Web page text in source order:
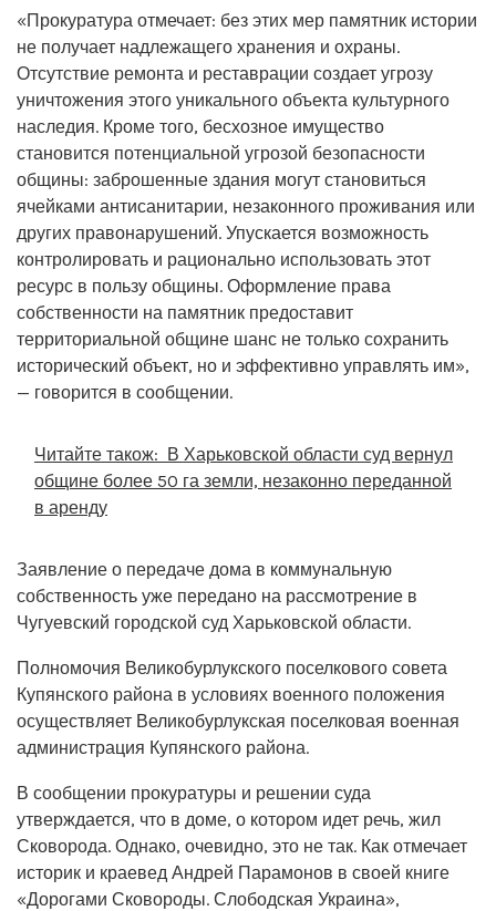
«Прокуратура отмечает: без этих мер памятник истории
не получает надлежащего хранения и охраны.
Отсутствие ремонта и реставрации создает угрозу
уничтожения этого уникального объекта культурного
наследия. Кроме того, бесхозное имущество
становится потенциальной угрозой безопасности
общины: заброшенные здания могут становиться
ячейками антисанитарии, незаконного проживания или
других правонарушений. Упускается возможность
контролировать и рационально использовать этот
ресурс в пользу общины. Оформление права
собственности на памятник предоставит
территориальной общине шанс не только сохранить
исторический объект, но и эффективно управлять им»,
— говорится в сообщении.
Читайте також: В Харьковской области суд вернул
общине более 50 га земли, незаконно переданной
в аренду
Заявление о передаче дома в коммунальную
собственность уже передано на рассмотрение в
Чугуевский городской суд Харьковской области.
Полномочия Великобурлукского поселкового совета
Купянского района в условиях военного положения
осуществляет Великобурлукская поселковая военная
администрация Купянского района.
В сообщении прокуратуры и решении суда
утверждается, что в доме, о котором идет речь, жил
Сковорода. Однако, очевидно, это не так. Как отмечает
историк и краевед Андрей Парамонов в своей книге
«Дорогами Сковороды. Слободская Украина»,